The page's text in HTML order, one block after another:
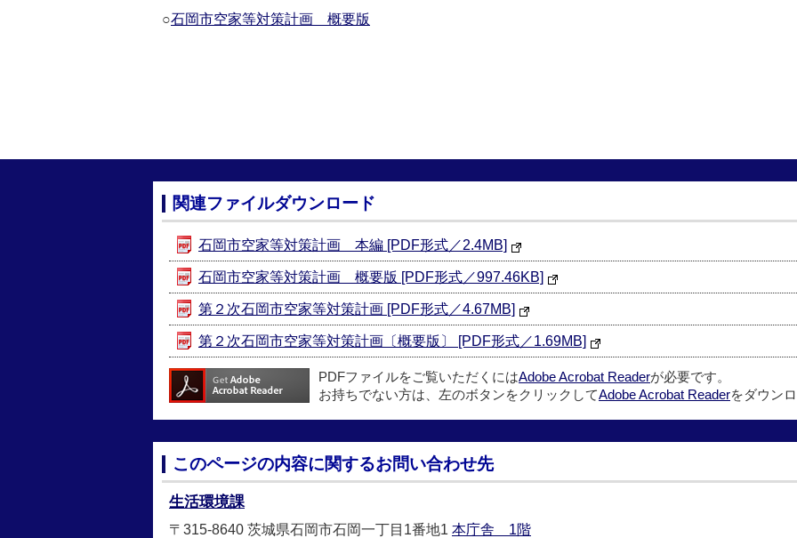
○石岡市空家等対策計画 概要版
関連ファイルダウンロード
石岡市空家等対策計画 本編 [PDF形式／2.4MB]
石岡市空家等対策計画 概要版 [PDF形式／997.46KB]
第２次石岡市空家等対策計画 [PDF形式／4.67MB]
第２次石岡市空家等対策計画〔概要版〕 [PDF形式／1.69MB]
PDFファイルをご覧いただくにはAdobe Acrobat Readerが必要です。
お持ちでない方は、左のボタンをクリックしてAdobe Acrobat Readerをダウン
このページの内容に関するお問い合わせ先
生活環境課
〒315-8640 茨城県石岡市石岡一丁目1番地1 本庁舎 1階